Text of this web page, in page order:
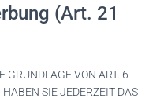
(Art. 21
GRUNDLAGE VON ART. 6
HABEN SIE JEDERZEIT DAS